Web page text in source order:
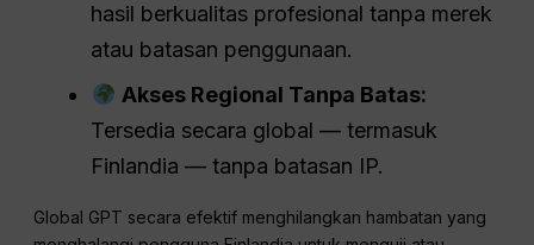
hasil berkualitas profesional tanpa merek
atau batasan penggunaan.
Akses Regional Tanpa Batas:
Tersedia secara global — termasuk
Finlandia — tanpa batasan IP.
Global GPT secara efektif menghilangkan hambatan yang